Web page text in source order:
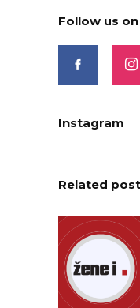
Follow us
Instagram
Related